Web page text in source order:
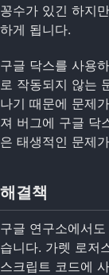
꽁수가 있긴 하지
하게 됩니다.
구글 닥스를 사용
로 작동되지 않는
나기 때문에 문제
져 버그에 구글 닥
은 태생적인 문제
해결책
구글 연구소에서
습니다. 가렛 로저
스크립트 코드에